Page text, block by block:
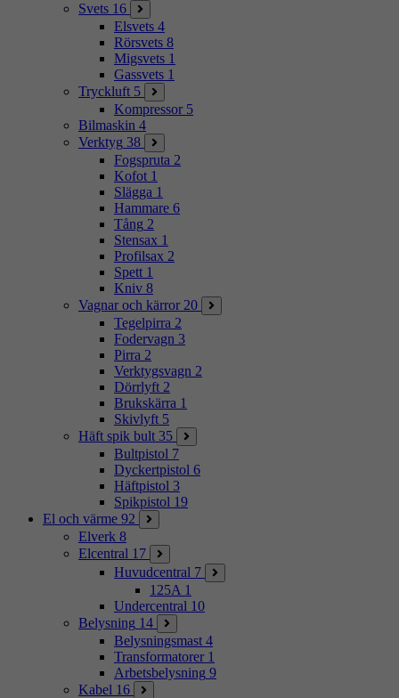
Svets 16
Elsvets 4
Rörsvets 8
Migsvets 1
Gassvets 1
Tryckluft 5
Kompressor 5
Bilmaskin 4
Verktyg 38
Fogspruta 2
Kofot 1
Slägga 1
Hammare 6
Tång 2
Stensax 1
Profilsax 2
Spett 1
Kniv 8
Vagnar och kärror 20
Tegelpirra 2
Fodervagn 3
Pirra 2
Verktygsvagn 2
Dörrlyft 2
Brukskärra 1
Skivlyft 5
Häft spik bult 35
Bultpistol 7
Dyckertpistol 6
Häftpistol 3
Spikpistol 19
El och värme 92
Elverk 8
Elcentral 17
Huvudcentral 7
125A 1
Undercentral 10
Belysning 14
Belysningsmast 4
Transformatorer 1
Arbetsbelysning 9
Kabel 16